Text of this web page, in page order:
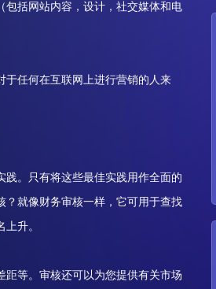
包括网站内容，设计，社交媒体和电
于任何在互联网上进行营销的人来
。只有将这些最佳实践用作全面的
？就像财务审核一样，它可用于查找
升。
等。审核还可以为您提供有关市场